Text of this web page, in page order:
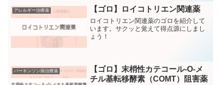
アレルギー治療薬 【ゴロ】ロイコトリエン関連薬
ロイコトリエン関連薬のゴロを紹介して
います。サクッと覚えて得点源にしまし
ょう！
パーキンソン病治療薬
【ゴロ】末梢性カテコール-O-メ
チル基転移酵素（COMT）阻害薬